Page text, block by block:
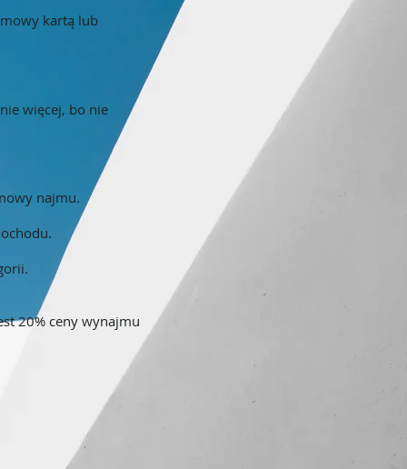
kartą lub
więcej, bo nie
najmu.
20% ceny wynajmu